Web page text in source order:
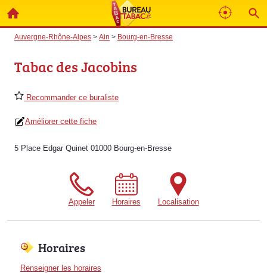
Auvergne-Rhône-Alpes > Ain > Bourg-en-Bresse
Tabac des Jacobins
Recommander ce buraliste
Améliorer cette fiche
5 Place Edgar Quinet 01000 Bourg-en-Bresse
Appeler Horaires Localisation
Horaires
Renseigner les horaires